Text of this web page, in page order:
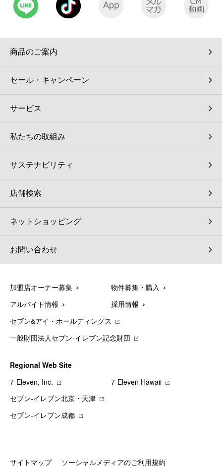
商品のご案内
セール・キャンペーン
サービス
私たちの取組み
サステナビリティ
店舗検索
ネットショッピング
お問い合わせ
加盟店オーナー募集 物件募集・購入
アルバイト情報 採用情報
セブン&アイ・ホールディングス
一般財団法人セブン-イレブン記念財団
Regional Web Site
7‐Eleven, Inc.
7‐Eleven Hawaii
セブン‐イレブン北京・天津
セブン‐イレブン成都
サイトマップ ソーシャルメディアのご利用規約